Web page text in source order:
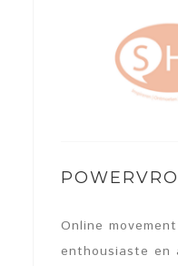
Online
enthousiaste en